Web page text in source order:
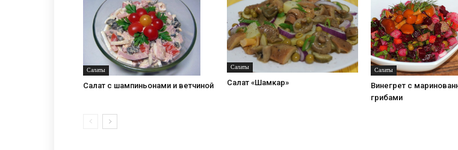
Салаты
Салат с шампиньонами и ветчиной
Салаты
Салат «Шамкар»
Салаты
Винегрет с
грибами